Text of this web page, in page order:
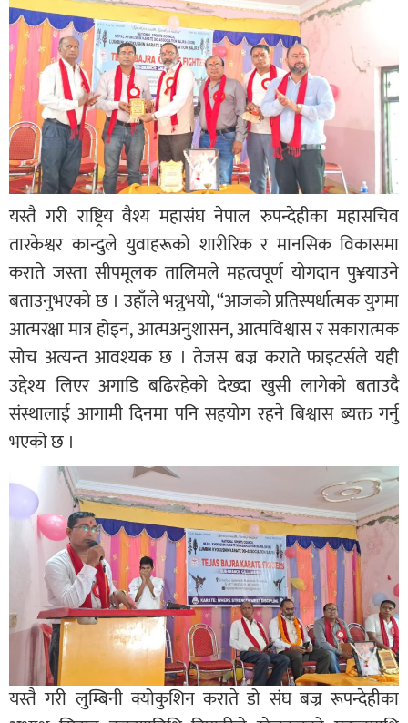
यस्तै गरी राष्ट्रिय वैश्य महासंघ नेपाल रुपन्देहीका महासचिव
तारकेश्वर कान्दुले युवाहरूको शारीरिक र मानसिक विकासमा
कराते जस्ता सीपमूलक तालिमले महत्वपूर्ण योगदान पु¥याउने
बताउनुभएको छ । उहाँले भन्नुभयो, “आजको प्रतिस्पर्धात्मक युगमा
आत्मरक्षा मात्र होइन, आत्मअनुशासन, आत्मविश्वास र सकारात्मक
सोच अत्यन्त आवश्यक छ । तेजस बज्र कराते फाइटर्सले यही
उद्देश्य लिएर अगाडि बढिरहेको देख्दा खुसी लागेको बताउदै
संस्थालाई आगामी दिनमा पनि सहयोग रहने बिश्वास ब्यक्त गर्नु
भएको छ ।
यस्तै गरी लुम्बिनी क्योकुशिन कराते डो संघ बज्र रूपन्देहीका